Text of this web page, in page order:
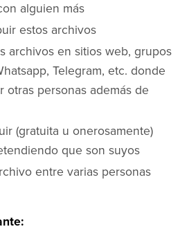
alguien más
estos archivos
archivos en sitios web, grupos
Telegram, etc. donde
otras personas además de
(gratuita u onerosamente)
que son suyos
entre varias personas